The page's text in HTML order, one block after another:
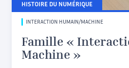
HISTOIRE DU NUMÉRIQUE
INTERACTION HUMAIN/MACHINE
Famille «
Machine »